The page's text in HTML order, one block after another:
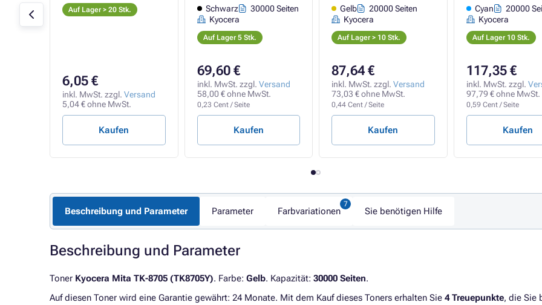
Auf Lager > 20 Stk.
6,05 €
inkl. MwSt. zzgl. Versand
5,04 € ohne MwSt.
Kaufen
Schwarz
30000 Seiten
Kyocera
Auf Lager 5 Stk.
69,60 €
inkl. MwSt. zzgl. Versand
58,00 € ohne MwSt.
0,23 Cent / Seite
Kaufen
Gelb
20000 Seiten
Kyocera
Auf Lager > 10 Stk.
87,64 €
inkl. MwSt. zzgl. Versand
73,03 € ohne MwSt.
0,44 Cent / Seite
Kaufen
Cyan
20000
Kyocera
Auf Lager 10 Stk.
117,35 €
inkl. MwSt. zzgl.
97,79 € ohne MwSt.
0,59 Cent / Seite
Kaufen
Beschreibung und Parameter Parameter Farbvariationen Sie benötigen Hilfe
Beschreibung und Parameter
Toner Kyocera Mita TK-8705 (TK8705Y). Farbe: Gelb. Kapazität: 30000 Seiten.
Auf diesen Toner wird eine Garantie gewährt: 24 Monate. Mit dem Kauf dieses Toners erhalten Sie 4 Treuepunkte, die Sie